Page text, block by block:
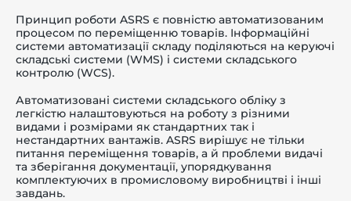
Принцип роботи ASRS є повністю автоматизованим
процесом по переміщенню товарів. Інформаційні
системи автоматизації складу поділяються на керуючі
складські системи (WMS) і системи складського
контролю (WCS).
Автоматизовані системи складського обліку з
легкістю налаштовуються на роботу з різними
видами і розмірами як стандартних так і
нестандартних вантажів. ASRS вирішує не тільки
питання переміщення товарів, а й проблеми видачі
та зберігання документації, упорядкування
комплектуючих в промисловому виробництві і інші
завдань.